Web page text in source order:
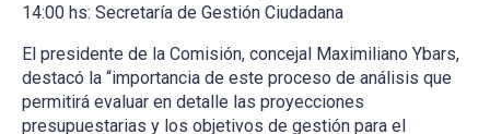
14:00 hs: Secretaría de Gestión Ciudadana
El presidente de la Comisión, concejal Maximiliano Ybars,
destacó la “importancia de este proceso de análisis que
permitirá evaluar en detalle las proyecciones
presupuestarias y los objetivos de gestión para el